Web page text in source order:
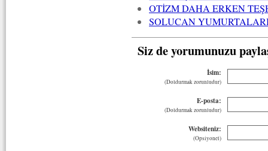
OTİZM DAHA ERKEN
SOLUCAN
Siz de yorumunuzu
İsim:
(Doldurmak zorunludur)
E-posta:
(Doldurmak zorunludur)
Websiteniz:
(Opsiyonel)